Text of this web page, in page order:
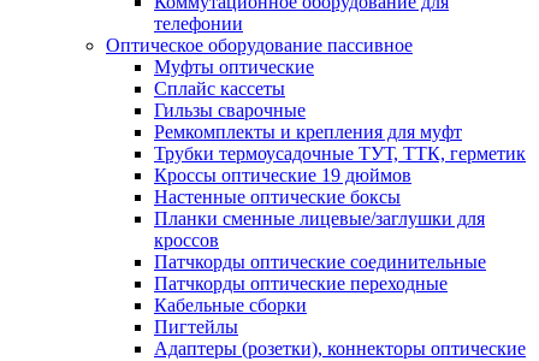
телефонии
Оптическое оборудование пассивное
Муфты оптические
Сплайс кассеты
Гильзы сварочные
Ремкомплекты и крепления для муфт
Трубки термоусадочные ТУТ, ТТК, герметик
Кроссы оптические 19 дюймов
Настенные оптические боксы
Планки сменные лицевые/заглушки для
кроссов
Патчкорды оптические соединительные
Патчкорды оптические переходные
Кабельные сборки
Пигтейлы
Адаптеры (розетки), коннекторы оптические